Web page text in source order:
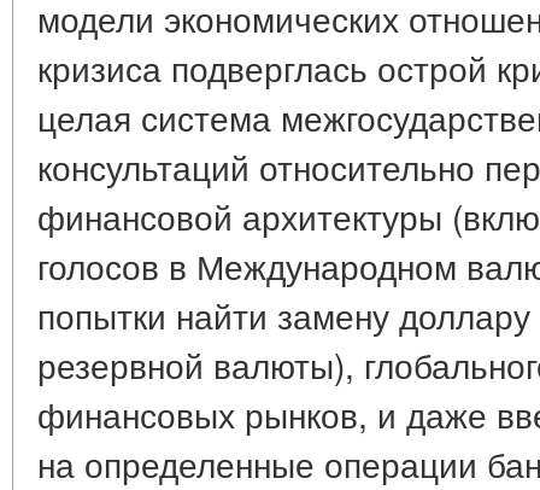
модели экономических
кризиса подверглась острой
целая система
консультаций относительно
финансовой архитектуры
голосов в Международном
попытки найти замену
резервной валюты),
финансовых рынков, и даже
на определенные операции